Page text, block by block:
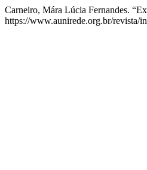
Carneiro, Mára Lúcia Fernandes.
https://www.aunirede.org.br/revista/